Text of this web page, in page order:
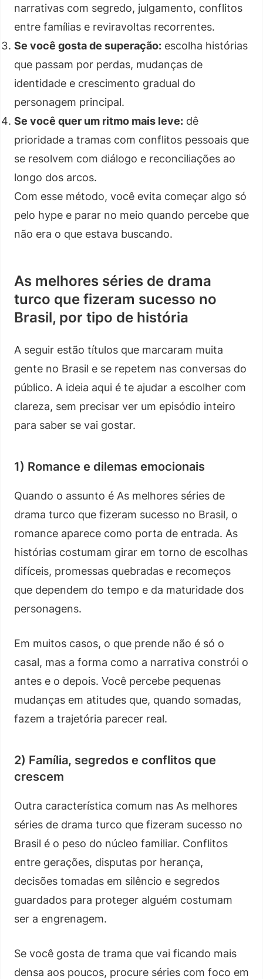
narrativas com segredo, julgamento, conflitos
entre famílias e reviravoltas recorrentes.
Se você gosta de superação: escolha histórias
que passam por perdas, mudanças de
identidade e crescimento gradual do
personagem principal.
Se você quer um ritmo mais leve: dê
prioridade a tramas com conflitos pessoais que
se resolvem com diálogo e reconciliações ao
longo dos arcos.
Com esse método, você evita começar algo só
pelo hype e parar no meio quando percebe que
não era o que estava buscando.
As melhores séries de drama
turco que fizeram sucesso no
Brasil, por tipo de história
A seguir estão títulos que marcaram muita
gente no Brasil e se repetem nas conversas do
público. A ideia aqui é te ajudar a escolher com
clareza, sem precisar ver um episódio inteiro
para saber se vai gostar.
1) Romance e dilemas emocionais
Quando o assunto é As melhores séries de
drama turco que fizeram sucesso no Brasil, o
romance aparece como porta de entrada. As
histórias costumam girar em torno de escolhas
difíceis, promessas quebradas e recomeços
que dependem do tempo e da maturidade dos
personagens.
Em muitos casos, o que prende não é só o
casal, mas a forma como a narrativa constrói o
antes e o depois. Você percebe pequenas
mudanças em atitudes que, quando somadas,
fazem a trajetória parecer real.
2) Família, segredos e conflitos que
crescem
Outra característica comum nas As melhores
séries de drama turco que fizeram sucesso no
Brasil é o peso do núcleo familiar. Conflitos
entre gerações, disputas por herança,
decisões tomadas em silêncio e segredos
guardados para proteger alguém costumam
ser a engrenagem.
Se você gosta de trama que vai ficando mais
densa aos poucos, procure séries com foco em